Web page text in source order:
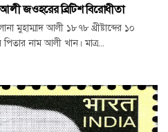
আলী জওহরের ব্রিটিশ বিরোধীতা
মুহাম্মাদ আলী ১৮৭৮ খ্রীষ্টাব্দের ১০
নাম আলী খান। মাত্র...